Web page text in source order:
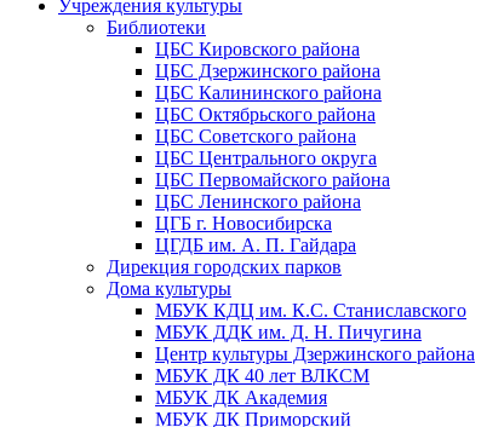
Учреждения культуры
Библиотеки
ЦБС Кировского района
ЦБС Дзержинского района
ЦБС Калининского района
ЦБС Октябрьского района
ЦБС Советского района
ЦБС Центрального округа
ЦБС Первомайского района
ЦБС Ленинского района
ЦГБ г. Новосибирска
ЦГДБ им. А. П. Гайдара
Дирекция городских парков
Дома культуры
МБУК КДЦ им. К.С. Станиславского
МБУК ДДК им. Д. Н. Пичугина
Центр культуры Дзержинского района
МБУК ДК 40 лет ВЛКСМ
МБУК ДК Академия
МБУК ДК Приморский